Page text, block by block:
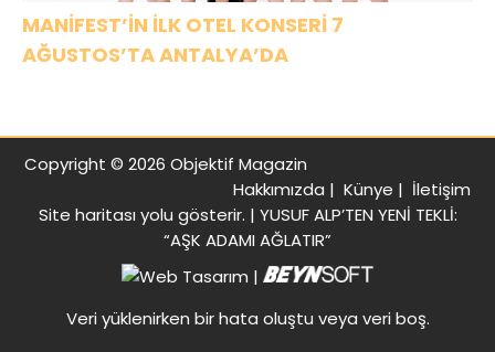
MANİFEST’İN İLK OTEL KONSERİ 7
AĞUSTOS’TA ANTALYA’DA
Copyright © 2026 Objektif Magazin
Hakkımızda | Künye | İletişim
Site haritası yolu gösterir. | YUSUF ALP’TEN YENİ TEKLİ:
“AŞK ADAMI AĞLATIR”
|
Veri yüklenirken bir hata oluştu veya veri boş.